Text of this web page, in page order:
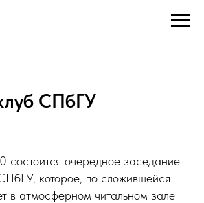
СПбГУ
состоится очередное заседание
которое, по сложившейся
в атмосферном читальном зале